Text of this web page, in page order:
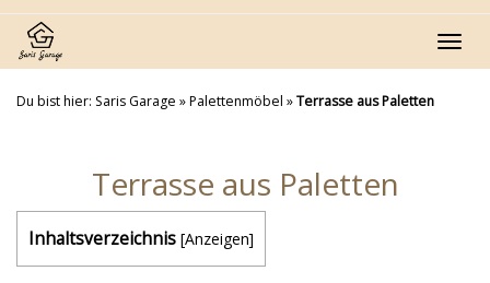
Skip
main
content
Du bist hier: Saris Garage »Palettenmöbel »Terrasse aus Paletten
Terrasse aus Paletten
Inhaltsverzeichnis [Anzeigen]